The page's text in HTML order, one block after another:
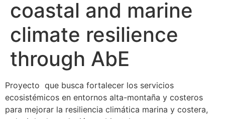
coastal and marine
climate resilience
through AbE
Proyecto que busca fortalecer los servicios
ecosistémicos en entornos alta-montaña y costeros
para mejorar la resiliencia climática marina y costera,